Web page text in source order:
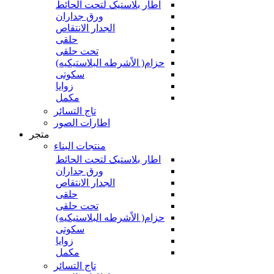
اطار بلاستیک لتحت الحائط
ورق جداران
الجدار الانتقاص
حلقی
تحت حلقی
حزام( الاًشرطه البلاستیکیه)
سکوتی
زوایا
مکمل
تاج التسائر
اطارات الصور
متجر
منتجات البناء
اطار بلاستیک لتحت الحائط
ورق جداران
الجدار الانتقاص
حلقی
تحت حلقی
حزام( الاًشرطه البلاستیکیه)
سکوتی
زوایا
مکمل
تاج التسائر